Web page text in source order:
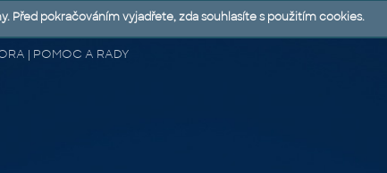
| POMOC A RADY
Před pokračováním vyjadřete, zda souhlasíte s použitím cookies.